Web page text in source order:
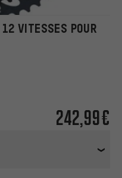
VITESSES POUR
242,99€